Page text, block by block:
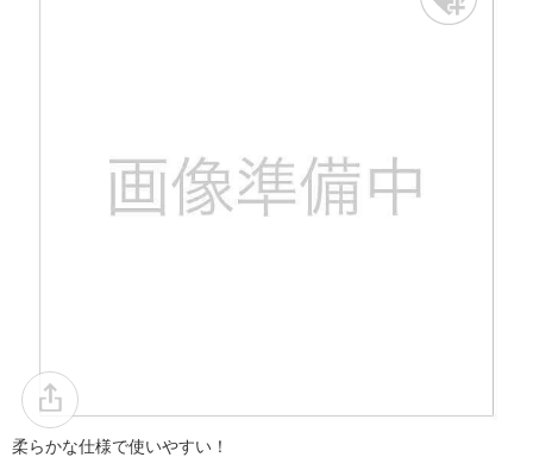
柔らかな仕様で使いやすい！